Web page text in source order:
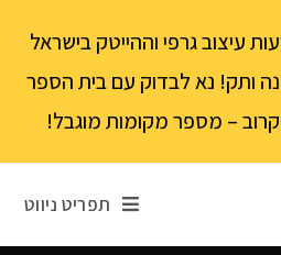
עיצוב גרפי וההייטק בישראל
- עם 15 שנה ותק! נא לבדוק עם בית הספר
– מספר מקומות מוגבל!
תפריט ניווט